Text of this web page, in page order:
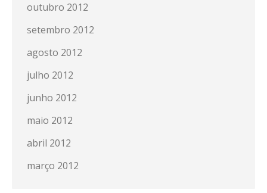
outubro 2012
setembro 2012
agosto 2012
julho 2012
junho 2012
maio 2012
abril 2012
março 2012